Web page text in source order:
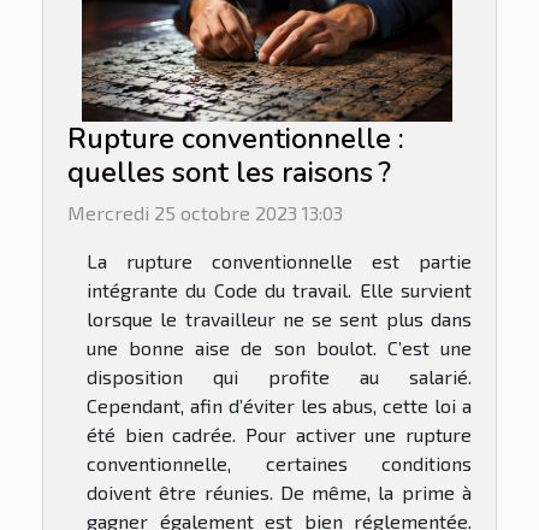
Rupture conventionnelle :
quelles sont les raisons ?
Mercredi 25 octobre 2023 13:03
La rupture conventionnelle est partie
intégrante du Code du travail. Elle survient
lorsque le travailleur ne se sent plus dans
une bonne aise de son boulot. C’est une
disposition qui profite au salarié.
Cependant, afin d’éviter les abus, cette loi a
été bien cadrée. Pour activer une rupture
conventionnelle, certaines conditions
doivent être réunies. De même, la prime à
gagner également est bien réglementée.